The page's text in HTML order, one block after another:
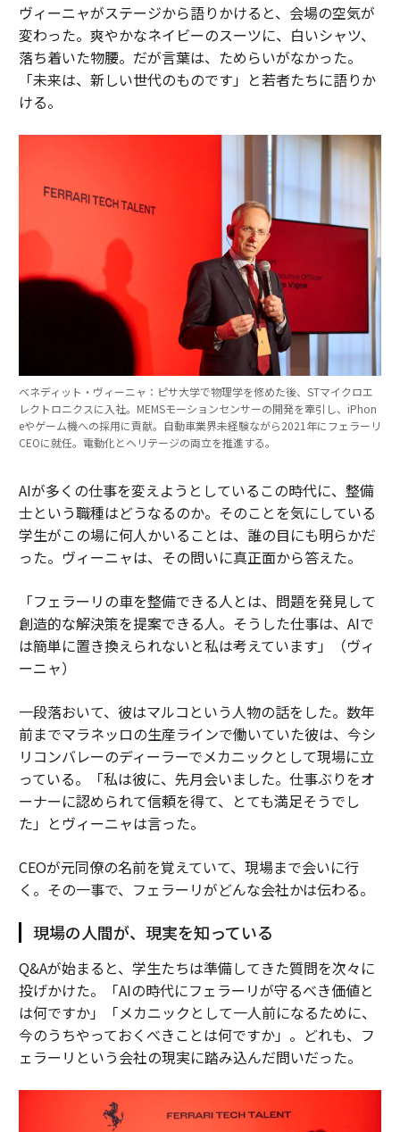
ヴィーニャがステージから語りかけると、会場の空気が
変わった。爽やかなネイビーのスーツに、白いシャツ、
落ち着いた物腰。だが言葉は、ためらいがなかった。
「未来は、新しい世代のものです」と若者たちに語りか
ける。
べネディット・ヴィーニャ：ピサ大学で物理学を修めた後、STマイクロエ
レクトロニクスに入社。MEMSモーションセンサーの開発を牽引し、iPhon
eやゲーム機への採用に貢献。自動車業界未経験ながら2021年にフェラーリ
CEOに就任。電動化とヘリテージの両立を推進する。
AIが多くの仕事を変えようとしているこの時代に、整備
士という職種はどうなるのか。そのことを気にしている
学生がこの場に何人かいることは、誰の目にも明らかだ
った。ヴィーニャは、その問いに真正面から答えた。
「フェラーリの車を整備できる人とは、問題を発見して
創造的な解決策を提案できる人。そうした仕事は、AIで
は簡単に置き換えられないと私は考えています」（ヴィ
ーニャ）
一段落おいて、彼はマルコという人物の話をした。数年
前までマラネッロの生産ラインで働いていた彼は、今シ
リコンバレーのディーラーでメカニックとして現場に立
っている。「私は彼に、先月会いました。仕事ぶりをオ
ーナーに認められて信頼を得て、とても満足そうでし
た」とヴィーニャは言った。
CEOが元同僚の名前を覚えていて、現場まで会いに行
く。その一事で、フェラーリがどんな会社かは伝わる。
現場の人間が、現実を知っている
Q&Aが始まると、学生たちは準備してきた質問を次々に
投げかけた。「AIの時代にフェラーリが守るべき価値と
は何ですか」「メカニックとして一人前になるために、
今のうちやっておくべきことは何ですか」。どれも、フ
ェラーリという会社の現実に踏み込んだ問いだった。